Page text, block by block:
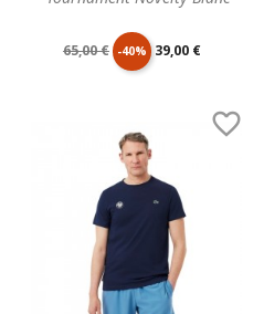
Prix
65,00 € -40% Prix
39,00 €
